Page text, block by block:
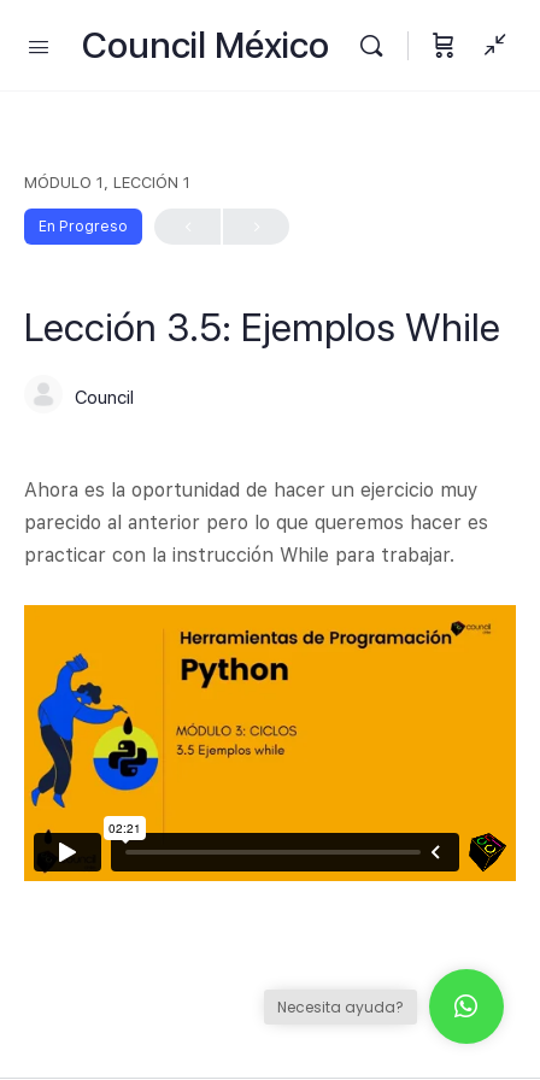
Council México
MÓDULO 1, LECCIÓN 1
En Progreso
Lección 3.5: Ejemplos While
Council
Ahora es la oportunidad de hacer un ejercicio muy
parecido al anterior pero lo que queremos hacer es
practicar con la instrucción While para trabajar.
Necesita ayuda?